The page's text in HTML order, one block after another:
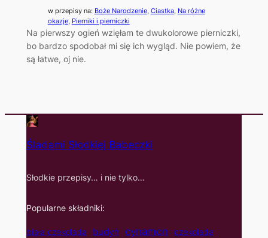
w przepisy na: Boże Narodzenie, Ciastka, Na różne
okazje, Pierniki i pierniczki
Na pierwszy ogień wzięłam te dwukolorowe pierniczki,
bo bardzo spodobał mi się ich wygląd. Nie powiem, że
są łatwe, oj nie.
Śladami Słodkiej Babeczki
Słodkie przepisy… i nie tylko…
Popularne składniki:
biała czekolada budyń cynamon czekolada